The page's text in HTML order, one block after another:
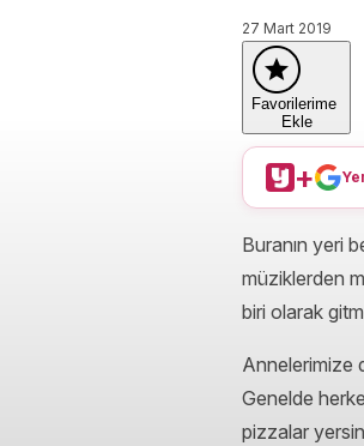
27 Mart 2019
Favorilerime
Ekle
+
Buranın yeri
müziklerden
biri olarak
Annelerimize
Genelde
pizzalar